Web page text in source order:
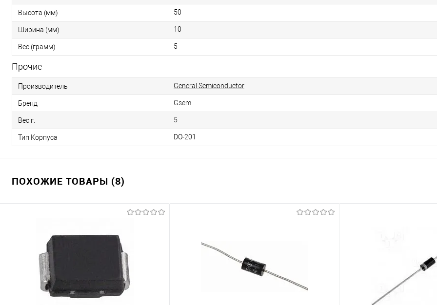
Высота (мм) 50
Ширина (мм) 10
Вес (грамм) 5
Прочие
Производитель General Semiconductor
Бренд Gsem
Вес г. 5
Тип Корпуса DO-201
ПОХОЖИЕ ТОВАРЫ (8)